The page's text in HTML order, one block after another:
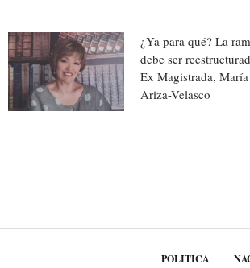
¿Ya para qué? La
debe ser
Ex Magistrada,
Ariza-Velasco
POLITICA